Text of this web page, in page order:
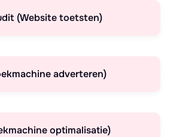
(Website toetsten)
adverteren)
optimalisatie)